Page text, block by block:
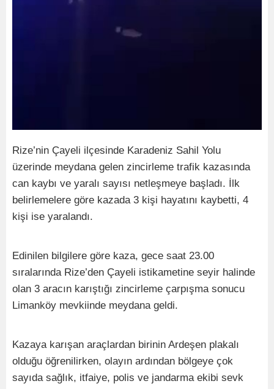
Rize’nin Çayeli ilçesinde Karadeniz Sahil Yolu
üzerinde meydana gelen zincirleme trafik kazasında
can kaybı ve yaralı sayısı netleşmeye başladı. İlk
belirlemelere göre kazada 3 kişi hayatını kaybetti, 4
kişi ise yaralandı.
Edinilen bilgilere göre kaza, gece saat 23.00
sıralarında Rize’den Çayeli istikametine seyir halinde
olan 3 aracın karıştığı zincirleme çarpışma sonucu
Limanköy mevkiinde meydana geldi.
Kazaya karışan araçlardan birinin Ardeşen plakalı
olduğu öğrenilirken, olayın ardından bölgeye çok
sayıda sağlık, itfaiye, polis ve jandarma ekibi sevk